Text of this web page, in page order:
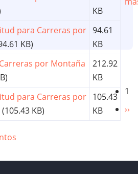
KB
para Carreras por
KB)
94.61
KB
por Montaña
212.92
KB
para Carreras por
(105.43 KB)
105.43
KB
1
››